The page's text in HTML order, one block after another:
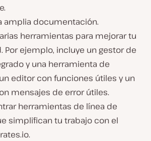
amplia documentación.
herramientas para mejorar tu
Por ejemplo, incluye un gestor de
y una herramienta de
editor con funciones útiles y un
mensajes de error útiles.
herramientas de línea de
simplifican tu trabajo con el